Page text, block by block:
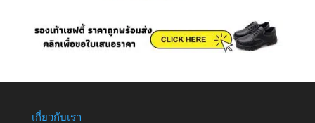
เกี่ยวกับเรา